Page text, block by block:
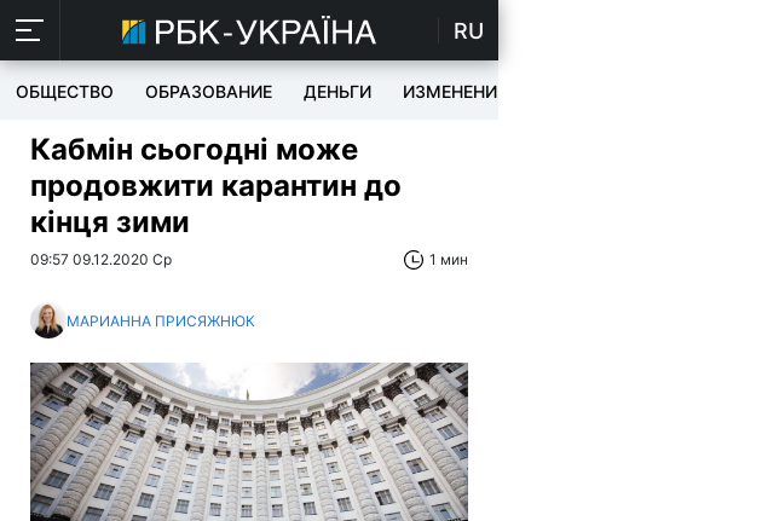
RU
ОБЩЕСТВО ОБРАЗОВАНИЕ ДЕНЬГИ ИЗМЕНЕНИЯ
Кабмін сьогодні може
продовжити карантин до
кінця зими
09:57 09.12.2020 Ср 1 мин
МАРИАННА ПРИСЯЖНЮК